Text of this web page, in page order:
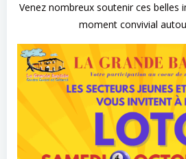
Venez nombreux soutenir ces belles
moment convivial